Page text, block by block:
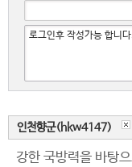
인천향군(hkw4147)
강한 국방력을 바탕